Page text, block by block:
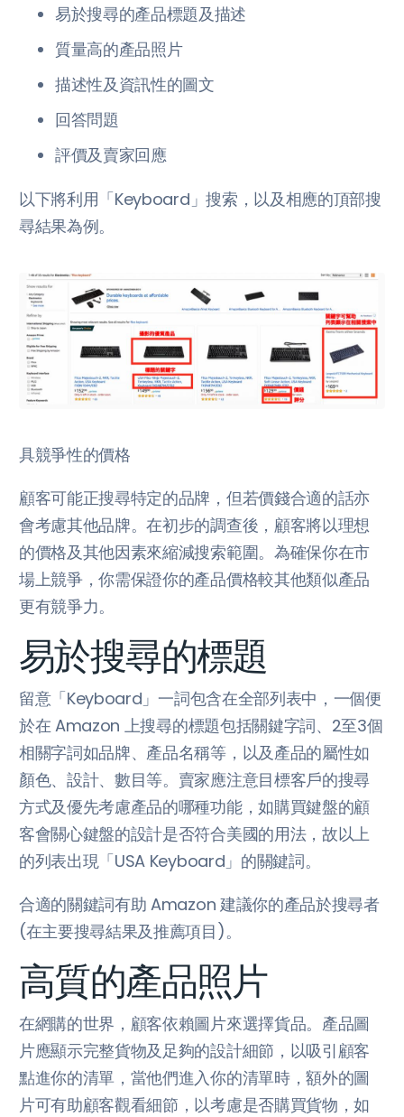
易於搜尋的產品標題及描述
質量高的產品照片
描述性及資訊性的圖文
回答問題
評價及賣家回應
以下將利用「Keyboard」搜索，以及相應的頂部搜
尋結果為例。
具競爭性的價格
顧客可能正搜尋特定的品牌，但若價錢合適的話亦
會考慮其他品牌。在初步的調查後，顧客將以理想
的價格及其他因素來縮減搜索範圍。為確保你在市
場上競爭，你需保證你的產品價格較其他類似產品
更有競爭力。
易於搜尋的標題
留意「Keyboard」一詞包含在全部列表中，一個便
於在 Amazon 上搜尋的標題包括關鍵字詞、2至3個
相關字詞如品牌、產品名稱等，以及產品的屬性如
顏色、設計、數目等。賣家應注意目標客戶的搜尋
方式及優先考慮產品的哪種功能，如購買鍵盤的顧
客會關心鍵盤的設計是否符合美國的用法，故以上
的列表出現「USA Keyboard」的關鍵詞。
合適的關鍵詞有助 Amazon 建議你的產品於搜尋者
(在主要搜尋結果及推薦項目)。
高質的產品照片
在網購的世界，顧客依賴圖片來選擇貨品。產品圖
片應顯示完整貨物及足夠的設計細節，以吸引顧客
點進你的清單，當他們進入你的清單時，額外的圖
片可有助顧客觀看細節，以考慮是否購買貨物，如